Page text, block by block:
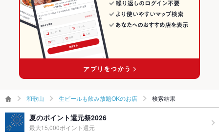
和歌山 生ビールも飲み放題OKのお店 検索結果
夏のポイント還元祭2026
最大15,000ポイント還元